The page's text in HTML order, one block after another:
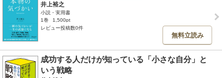
井上裕之
小説・実用書
1巻
1,500pt
レビュー投稿数0件
無料立読み
成功する人だけが知っている「小さな自分」と
いう戦略